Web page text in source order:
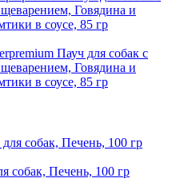
Пауч для собак с
Говядина и
в соусе, 85 гр
собак, Печень, 100 гр